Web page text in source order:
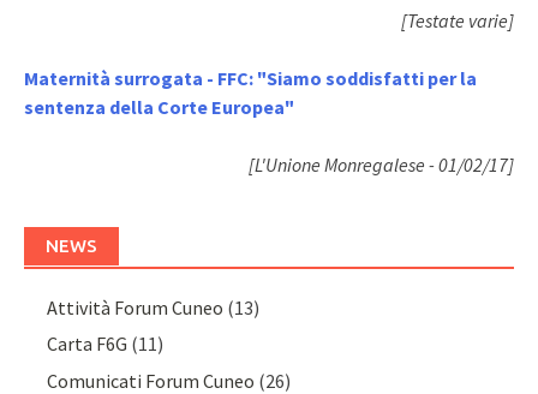
[Testate varie]
Maternità surrogata - FFC: "Siamo soddisfatti per la
sentenza della Corte Europea"
[L'Unione Monregalese - 01/02/17]
NEWS
Attività Forum Cuneo (13)
Carta F6G (11)
Comunicati Forum Cuneo (26)